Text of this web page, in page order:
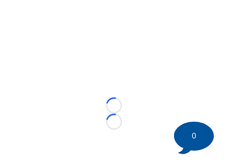
Loading...
Loading...
0